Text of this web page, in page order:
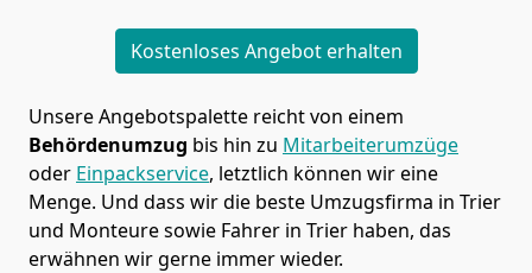
Kostenloses Angebot erhalten
Unsere Angebotspalette reicht von einem
Behördenumzug bis hin zu Mitarbeiterumzüge
oder Einpackservice, letztlich können wir eine
Menge. Und dass wir die beste Umzugsfirma in Trier
und Monteure sowie Fahrer in Trier haben, das
erwähnen wir gerne immer wieder.